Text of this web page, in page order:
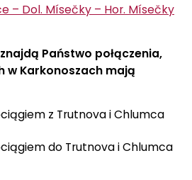
– Dol. Mísečky – Hor. Mísečky
Państwo połączenia,
w Karkonoszach mają
z Trutnova i Chlumca
do Trutnova i Chlumca